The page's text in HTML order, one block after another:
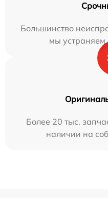
Большинство
мы устраняем
Более 20 тыс.
наличии на